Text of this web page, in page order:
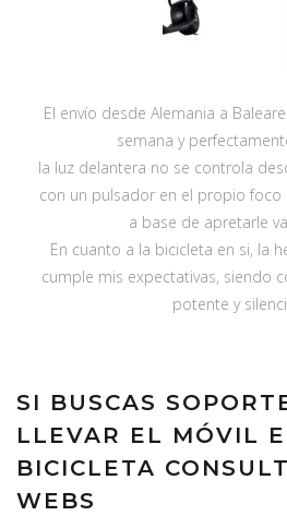
El envío desde Alemania a
semana y
la luz delantera no se controla
con un pulsador en el propio
a base de apretarle
En cuanto a la bicicleta en si, la
cumple mis expectativas, siendo
potente y
SI BUSCAS
LLEVAR EL MÓVIL
BICICLETA
WEBS